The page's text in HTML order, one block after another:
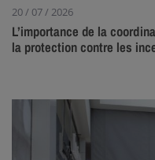
20 / 07 / 2026
L’importance de la
la protection contre les